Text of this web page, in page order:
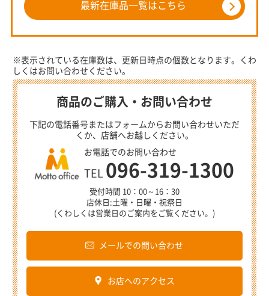
最新在庫品一覧はこちら
※表示されている在庫数は、更新日時点の個数となります。くわ
しくはお問い合わせください。
商品のご購入・お問い合わせ
下記の電話番号またはフォームからお問い合わせいただ
くか、店舗へお越しください。
お電話でのお問い合わせ
TEL 096-319-1300
受付時間 10：00～16：30
店休日:土曜・日曜・祝祭日
(くわしくは営業日のご案内をご覧ください。)
メールでの問い合わせ
お店へのアクセス